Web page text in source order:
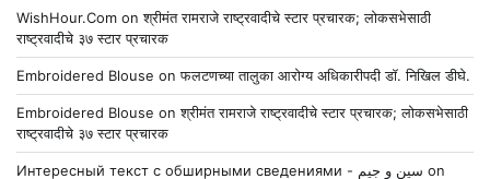
WishHour.Com onश्रीमंत रामराजे राष्ट्रवादीचे स्टार प्रचारक; लोकसभेसाठी
राष्ट्रवादीचे ३७ स्टार प्रचारक
Embroidered Blouse onफलटणच्या तालुका आरोग्य अधिकारीपदी डॉ. निखिल डीघे.
Embroidered Blouse onश्रीमंत रामराजे राष्ट्रवादीचे स्टार प्रचारक; लोकसभेसाठी
राष्ट्रवादीचे ३७ स्टार प्रचारक
Интересный текст с обширными сведениями - سين و جيم on